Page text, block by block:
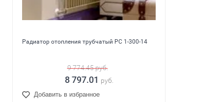
Радиатор отопления трубчатый PC 1-300-14
9 774.45руб.
8 797.01 руб.
Добавить в избранное